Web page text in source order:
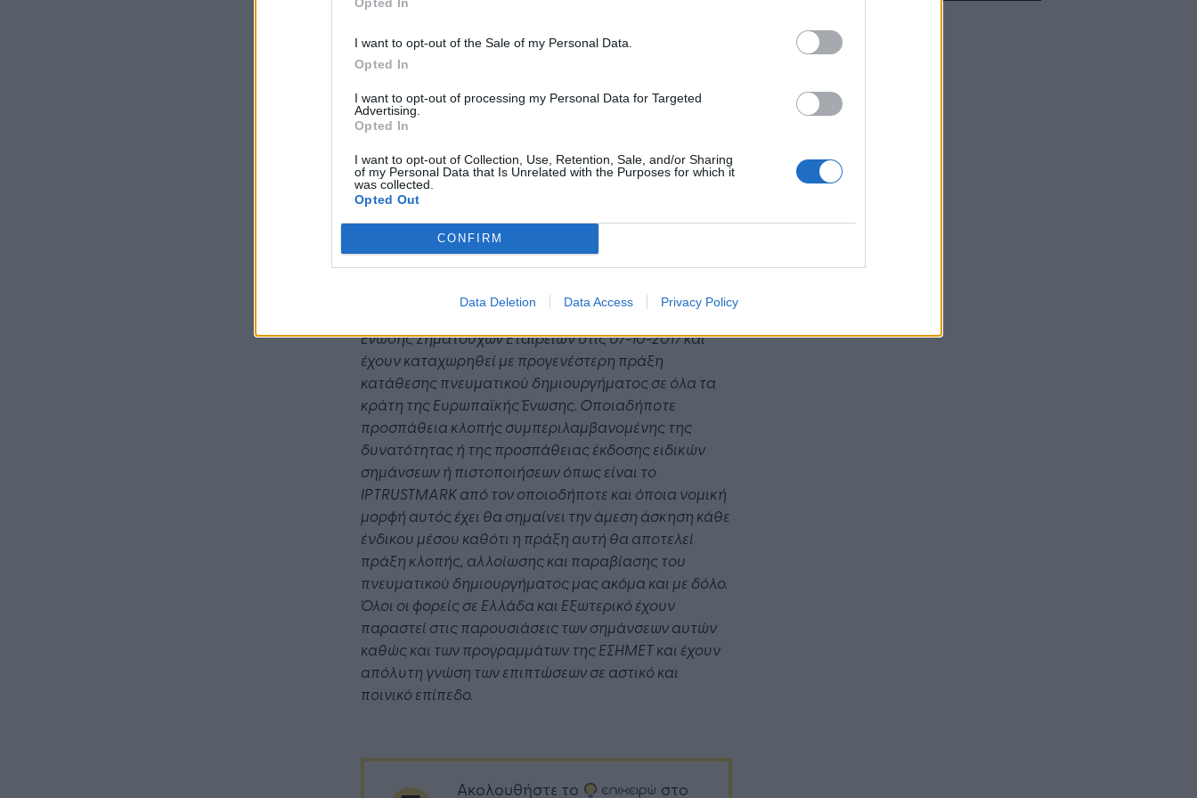
I want to opt-out of the Sale of my Personal Data.
Opted In
I want to opt-out of processing my Personal Data for Targeted
Advertising.
Opted In
I want to opt-out of Collection, Use, Retention, Sale, and/or Sharing
of my Personal Data that Is Unrelated with the Purposes for which it
was collected.
Opted Out
CONFIRM
Data Deletion Data Access Privacy Policy
Τα προγράμματα της ΕΣΗΜΕΤ έχουν αναπτυχθεί
αποκλειστικά από την Ένωση Σηματούχων Εταιρειών
έχουν παρουσιαστεί ήδη στο πρώτο συνέδριο της
Ένωσης Σηματούχων Εταιρειών στις 07-10-2017 και
έχουν καταχωρηθεί με προγενέστερη πράξη
κατάθεσης πνευματικού δημιουργήματος σε όλα τα
κράτη της Ευρωπαϊκής Ένωσης. Οποιαδήποτε
προσπάθεια κλοπής συμπεριλαμβανομένης της
δυνατότητας ή της προσπάθειας έκδοσης ειδικών
σημάνσεων ή πιστοποιήσεων όπως είναι το
IPTRUSTMARK από τον οποιοδήποτε και όποια νομική
μορφή αυτός έχει θα σημαίνει την άμεση άσκηση κάθε
ένδικου μέσου καθότι η πράξη αυτή θα αποτελεί
πράξη κλοπής, αλλοίωσης και παραβίασης του
πνευματικού δημιουργήματος μας ακόμα και με δόλο.
Όλοι οι φορείς σε Ελλάδα και Εξωτερικό έχουν
παραστεί στις παρουσιάσεις των σημάνσεων αυτών
καθώς και των προγραμμάτων της ΕΣΗΜΕΤ και έχουν
απόλυτη γνώση των επιπτώσεων σε αστικό και
ποινικό επίπεδο.
Ακολουθήστε το στο